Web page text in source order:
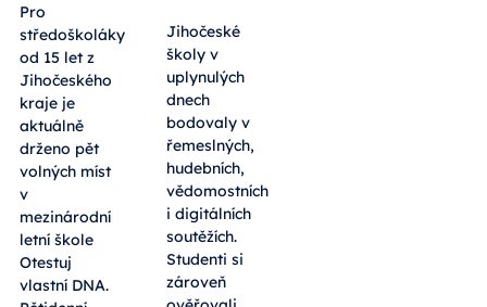
Pro
středoškoláky
od 15 let z
Jihočeského
kraje je
aktuálně
drženo pět
volných míst
v
mezinárodní
letní škole
Otestuj
vlastní DNA.
Jihočeské
školy v
uplynulých
dnech
bodovaly v
řemeslných,
hudebních,
vědomostních
i digitálních
soutěžích.
Studenti si
zároveň